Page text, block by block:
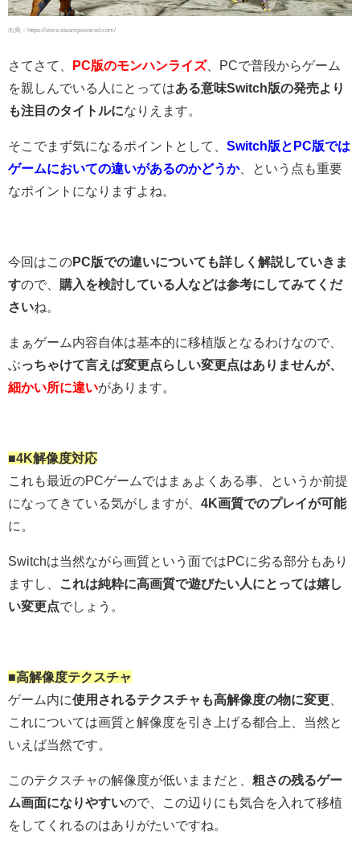
出典：https://store.steampowered.com/
さてさて、 PC版のモンハンライズ、PCで普段からゲーム
を親しんでいる人にとってはある意味Switch版の発売より
も注目のタイトルになりえます。
そこでまず気になるポイントとして、 Switch版とPC版では
ゲームにおいての違いがあるのかどうか、という点も重要
なポイントになりますよね。
今回はこのPC版での違いについても詳しく解説していきま
すので、 購入を検討している人などは参考にしてみてくだ
さいね。
まぁゲーム内容自体は基本的に移植版となるわけなので、
ぶっちゃけて言えば変更点らしい変更点はありませんが、
細かい所に違いがあります。
■4K解像度対応
これも最近のPCゲームではまぁよくある事、というか前提
になってきている気がしますが、 4K画質でのプレイが可能
に。
Switchは当然ながら画質という面ではPCに劣る部分もあり
ますし、
これは純粋に高画質で遊びたい人にとっては嬉し
い変更点でしょう。
■高解像度テクスチャ
ゲーム内に使用されるテクスチャも高解像度の物に変更
これについては画質と解像度を引き上げる都合上、当然と
いえば当然です。
このテクスチャの解像度が低いままだと、 粗さの残るゲー
ム画面になりやすいので、この辺りにも気合を入れて移植
をしてくれるのはありがたいですね。